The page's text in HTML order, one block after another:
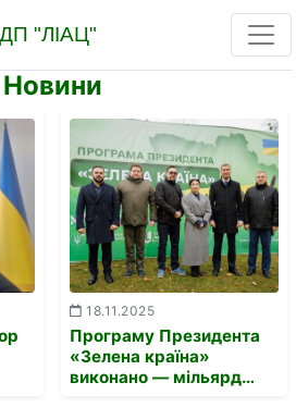
Новини
18.11.2025
Програму Президента
«Зелена країна»
виконано — мільярд